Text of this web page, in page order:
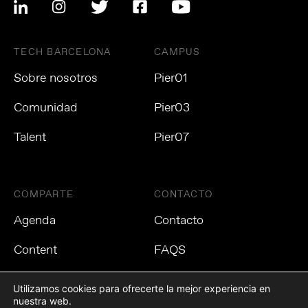
TECH BARCELONA
Sobre nosotros
Comunidad
Talent
CAMPUS
Pier01
Pier03
Pier07
COMPARTE
Agenda
Content
CONTACTO
Contacto
FAQS
Utilizamos cookies para ofrecerte la mejor experiencia en
nuestra web.